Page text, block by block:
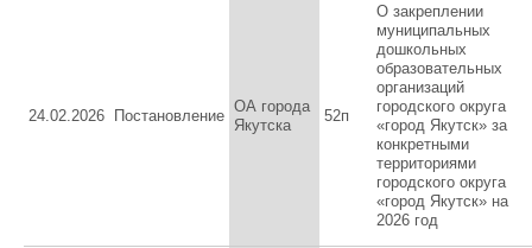
24.02.2026 Постановление
ОА города
Якутска
52п
О закреплении
муниципальных
дошкольных
образовательных
организаций
городского округа
«город Якутск» за
конкретными
территориями
городского округа
«город Якутск» на
2026 год